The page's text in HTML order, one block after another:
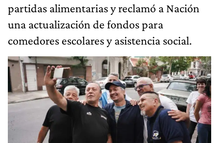
partidas alimentarias y reclamó a Nación
una actualización de fondos para
comedores escolares y asistencia social.